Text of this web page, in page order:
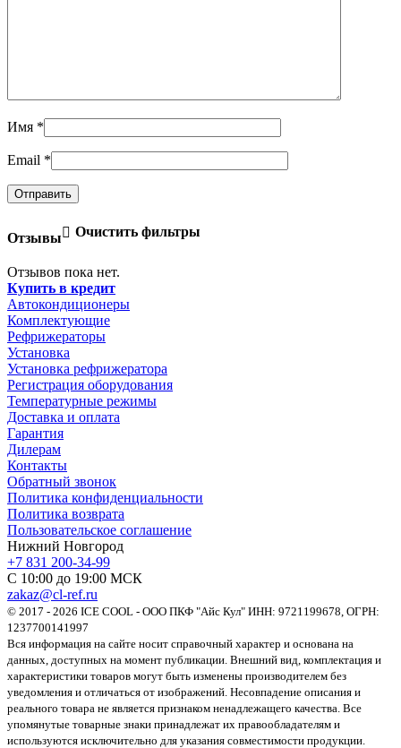
Отзывы Очистить фильтры
Отзывов пока нет.
Имя *
Email *
Купить в кредит
Автокондиционеры
Комплектующие
Рефрижераторы
Установка
Установка рефрижератора
Регистрация оборудования
Температурные режимы
Доставка и оплата
Гарантия
Дилерам
Контакты
Обратный звонок
Политика конфиденциальности
Политика возврата
Пользовательское соглашение
Нижний Новгород
+7 831 200-34-99
С 10:00 до 19:00 МСК
zakaz@cl-ref.ru
© 2017 - 2026 ICE COOL - ООО ПКФ "Айс Кул" ИНН: 9721199678, ОГРН:
1237700141997
Вся информация на сайте носит справочный характер и основана на
данных, доступных на момент публикации. Внешний вид, комплектация и
характеристики товаров могут быть изменены производителем без
уведомления и отличаться от изображений. Несовпадение описания и
реального товара не является признаком ненадлежащего качества. Все
упомянутые товарные знаки принадлежат их правообладателям и
используются исключительно для указания совместимости продукции.